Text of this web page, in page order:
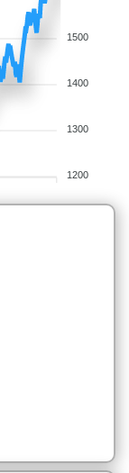
1500
1400
1300
1200